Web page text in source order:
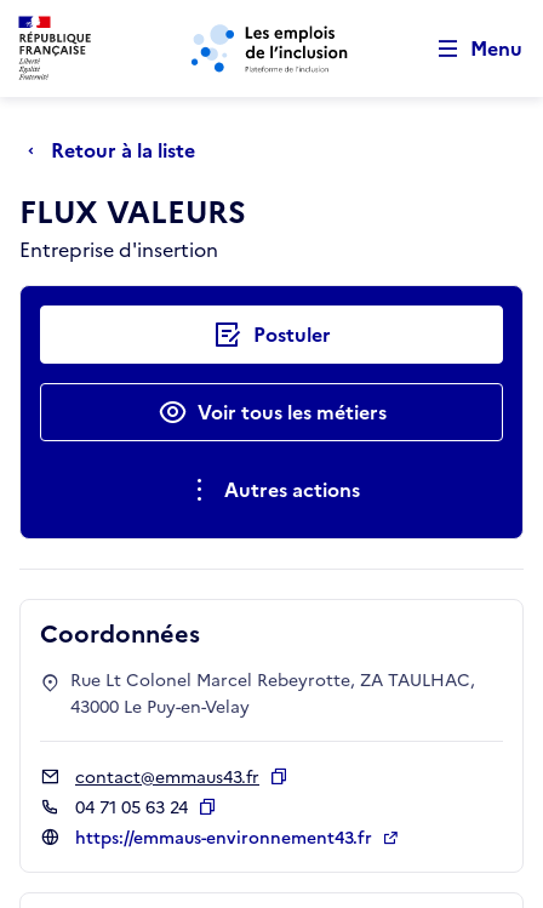
Aller au menu principal Aller au contenu principal
Menu
Retour à la liste
FLUX VALEURS
Entreprise d'insertion
Actions rapides Postuler
Voir tous les métiers
Autres actions
Coordonnées
Rue Lt Colonel Marcel Rebeyrotte, ZA TAULHAC,
43000 Le Puy-en-Velay
contact@emmaus43.fr
04 71 05 63 24
Copier
https://emmaus-environnement43.fr
Retour au début de la page
Panneau de gestion des cookies